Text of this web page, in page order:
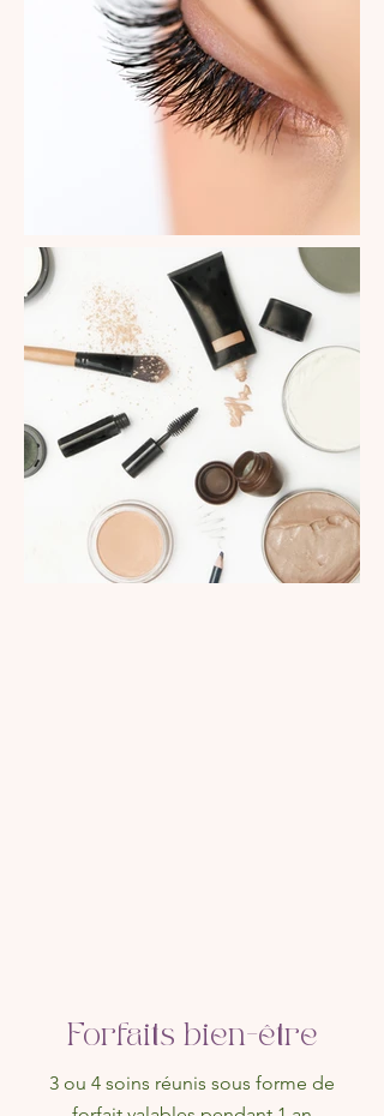
Forfaits bien-être
3 ou 4 soins réunis sous forme de